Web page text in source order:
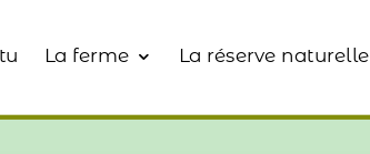
La ferme La réserve naturelle